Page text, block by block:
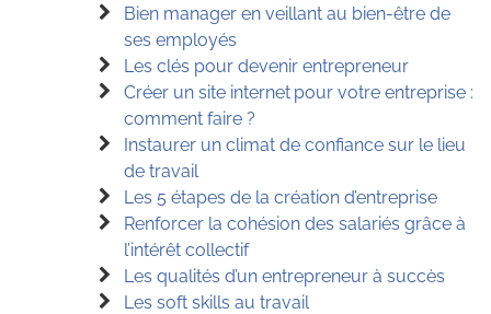
Bien manager en veillant au bien-être de
ses employés
Les clés pour devenir entrepreneur
Créer un site internet pour votre entreprise :
comment faire ?
Instaurer un climat de confiance sur le lieu
de travail
Les 5 étapes de la création d’entreprise
Renforcer la cohésion des salariés grâce à
l’intérêt collectif
Les qualités d’un entrepreneur à succès
Les soft skills au travail